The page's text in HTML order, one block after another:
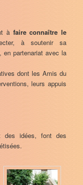
à faire connaître le
à soutenir sa
en partenariat avec la
dont les Amis du
leurs appuis
des idées, font des